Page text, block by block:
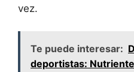
vez.
Te puede interesar:
deportistas: